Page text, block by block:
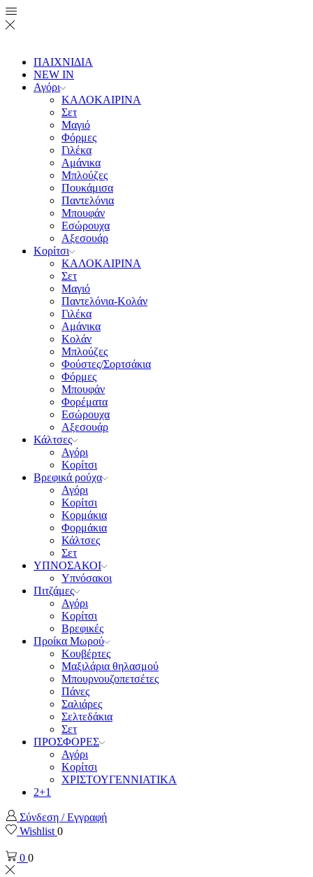
ΠΑΙΧΝΙΔΙΑ
NEW IN
Αγόρι
ΚΑΛΟΚΑΙΡΙΝΑ
Σετ
Μαγιό
Φόρμες
Γιλέκα
Αμάνικα
Μπλούζες
Πουκάμισα
Παντελόνια
Μπουφάν
Εσώρουχα
Αξεσουάρ
Κορίτσι
ΚΑΛΟΚΑΙΡΙΝΑ
Σετ
Μαγιό
Παντελόνια-Κολάν
Γιλέκα
Αμάνικα
Κολάν
Μπλούζες
Φούστες/Σορτσάκια
Φόρμες
Μπουφάν
Φορέματα
Εσώρουχα
Αξεσουάρ
Κάλτσες
Αγόρι
Κορίτσι
Βρεφικά ρούχα
Αγόρι
Κορίτσι
Κορμάκια
Φορμάκια
Κάλτσες
Σετ
ΥΠΝΟΣΑΚΟΙ
Υπνόσακοι
Πιτζάμες
Αγόρι
Κορίτσι
Βρεφικές
Προίκα Μωρού
Κουβέρτες
Μαξιλάρια θηλασμού
Μπουρνουζοπετσέτες
Πάνες
Σαλιάρες
Σελτεδάκια
Σετ
ΠΡΟΣΦΟΡΕΣ
Αγόρι
Κορίτσι
ΧΡΙΣΤΟΥΓΕΝΝΙΑΤΙΚΑ
2+1
Σύνδεση / Εγγραφή
Wishlist 0
0 0